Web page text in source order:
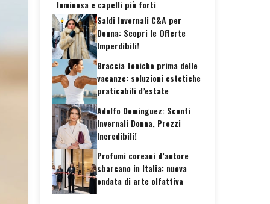
luminosa e capelli più forti
Saldi Invernali C&A per
Donna: Scopri le Offerte
Imperdibili!
Braccia toniche prima delle
vacanze: soluzioni estetiche
praticabili d’estate
Adolfo Dominguez: Sconti
Invernali Donna, Prezzi
Incredibili!
Profumi coreani d’autore
sbarcano in Italia: nuova
ondata di arte olfattiva